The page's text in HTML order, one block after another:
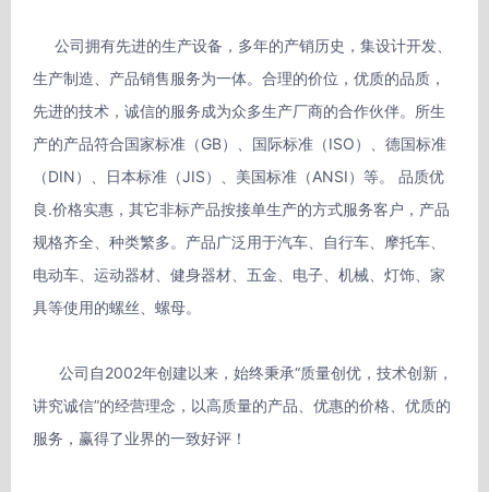
生产制造、产品销售服务为一体。合理的价位，优质的品质，
先进的技术，诚信的服务成为众多生产厂商的合作伙伴。所生
产的产品符合国家标准（GB）、国际标准（ISO）、德国标准
（DIN）、日本标准（JIS）、美国标准（ANSI）等。 品质优
良.价格实惠，其它非标产品按接单生产的方式服务客户，产品
规格齐全、种类繁多。产品广泛用于汽车、自行车、摩托车、
电动车、运动器材、健身器材、五金、电子、机械、灯饰、家
具等使用的螺丝、螺母。
讲究诚信”的经营理念，以高质量的产品、优惠的价格、优质的
服务，赢得了业界的一致好评！